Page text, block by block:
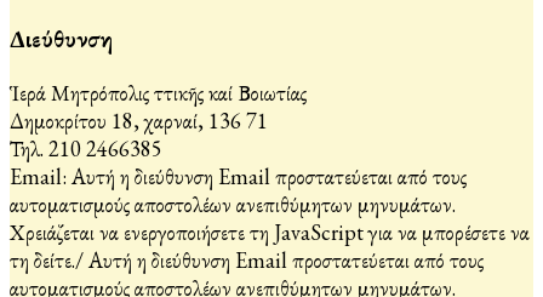
Διεύθυνση
Ἱερά Μητρόπολις Ἀττικῆς καί Βοιωτίας
Δημοκρίτου 18, Ἀχαρναί, 136 71
Τηλ. 210 2466385
Email: Αυτή η διεύθυνση Email προστατεύεται από τους
αυτοματισμούς αποστολέων ανεπιθύμητων μηνυμάτων.
Χρειάζεται να ενεργοποιήσετε τη JavaScript για να μπορέσετε να
τη δείτε./Αυτή η διεύθυνση Email προστατεύεται από τους
αυτοματισμούς αποστολέων ανεπιθύμητων μηνυμάτων.